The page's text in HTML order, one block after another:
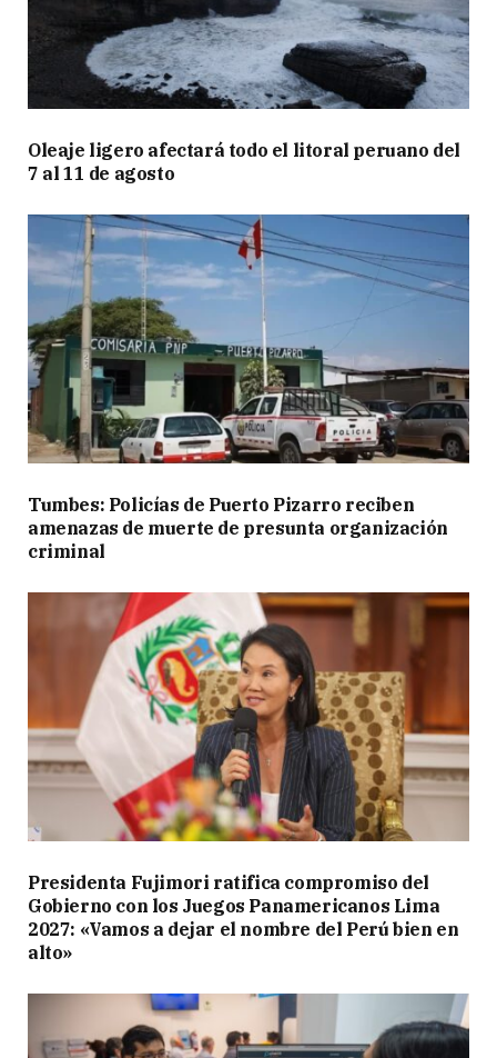
Oleaje ligero afectará todo el litoral peruano del
7 al 11 de agosto
Tumbes: Policías de Puerto Pizarro reciben
amenazas de muerte de presunta organización
criminal
Presidenta Fujimori ratifica compromiso del
Gobierno con los Juegos Panamericanos Lima
2027: «Vamos a dejar el nombre del Perú bien en
alto»